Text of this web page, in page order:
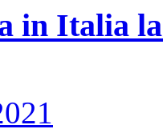
in Italia